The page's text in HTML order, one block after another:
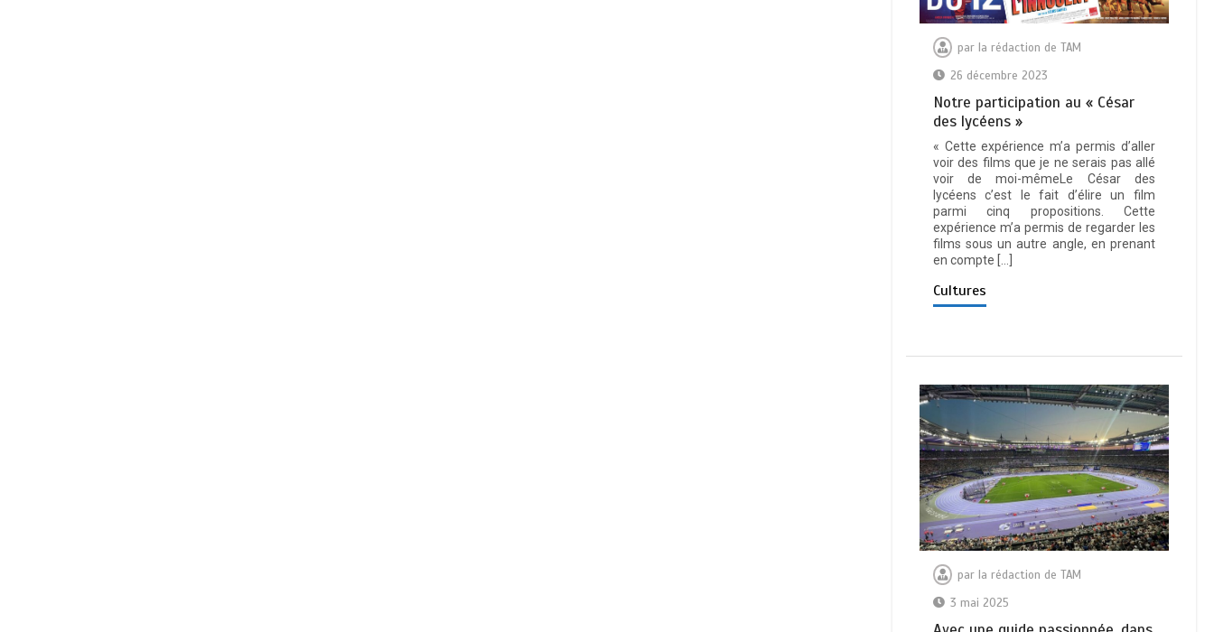
par la rédaction de TAM
26 décembre 2023
Notre participation au « César
des lycéens »
« Cette expérience m’a permis d’aller
voir des films que je ne serais pas allé
voir de moi-mêmeLe César des
lycéens c’est le fait d’élire un film
parmi cinq propositions. Cette
expérience m’a permis de regarder les
films sous un autre angle, en prenant
en compte […]
Cultures
par la rédaction de TAM
3 mai 2025